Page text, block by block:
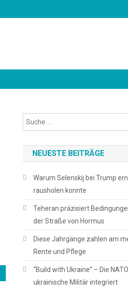
NEUESTE BEITRÄGE
Warum Selenskij bei Trump
rausholen konnte
Teheran präzisiert
der Straße von Hormus
Diese Jahrgänge zahlen am
Rente und Pflege
“Build with Ukraine” – Die
ukrainische Militär integriert